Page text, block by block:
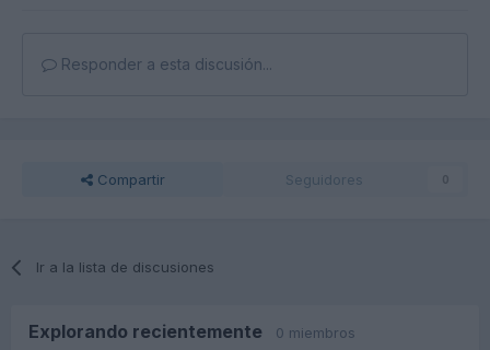
Responder a esta discusión...
Compartir Seguidores 0
Ir a la lista de discusiones
Explorando recientemente 0 miembros